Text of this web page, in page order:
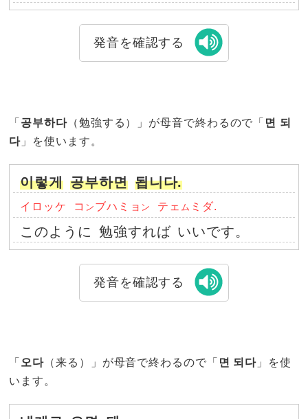
発音を確認する
「 공부하다（勉強する）」が母音で終わるので「 면 되
다 」を使います。
이렇게 공부하면 됩니다.
イロッケ コ ン ブハミョ ン テェ ム ミダ.
このように 勉強すれば いいです。
発音を確認する
「 오다 （来る）」が母音で終わるので「 면 되다 」を使
います。